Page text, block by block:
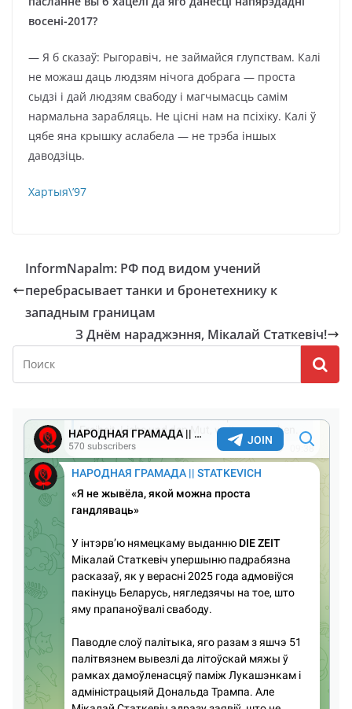
восені-2017?
— Я б сказаў: Рыгоравіч, не займайся глупствам. Калі
не можаш даць людзям нічога добрага — проста
сыдзі і дай людзям свабоду і магчымасць самім
нармальна зарабляць. Не цісні нам на псіхіку. Калі ў
цябе яна крышку аслабела — не трэба іншых
даводзіць.
Хартыя\’97
InformNapalm: РФ под видом учений
перебрасывает танки и бронетехнику к
западным границам
З Днём нараджэння, Мікалай Статкевіч!